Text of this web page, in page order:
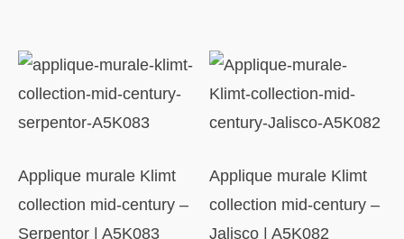
Applique murale Klimt
collection mid-century –
Serpentor | A5K083
Applique murale Klimt
collection mid-century –
Jalisco | A5K082